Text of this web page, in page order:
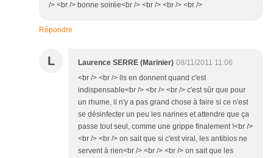
/> <br /> bonne soirée<br /> <br /> <br /> <br />
Répondre
L Laurence SERRE (Marinier) 08/11/2011 11:06
<br /> <br /> lls en donnent quand c'est
indispensable<br /> <br /> <br /> c'est sûr que pour
un rhume, il n'y a pas grand chose à faire si ce n'est
se désinfecter un peu les narines et attendre que ça
passe tout seul, comme une grippe finalement !<br />
<br /> <br /> on sait que si c'est viral, les antibios ne
servent à rien<br /> <br /> <br /> on sait que les